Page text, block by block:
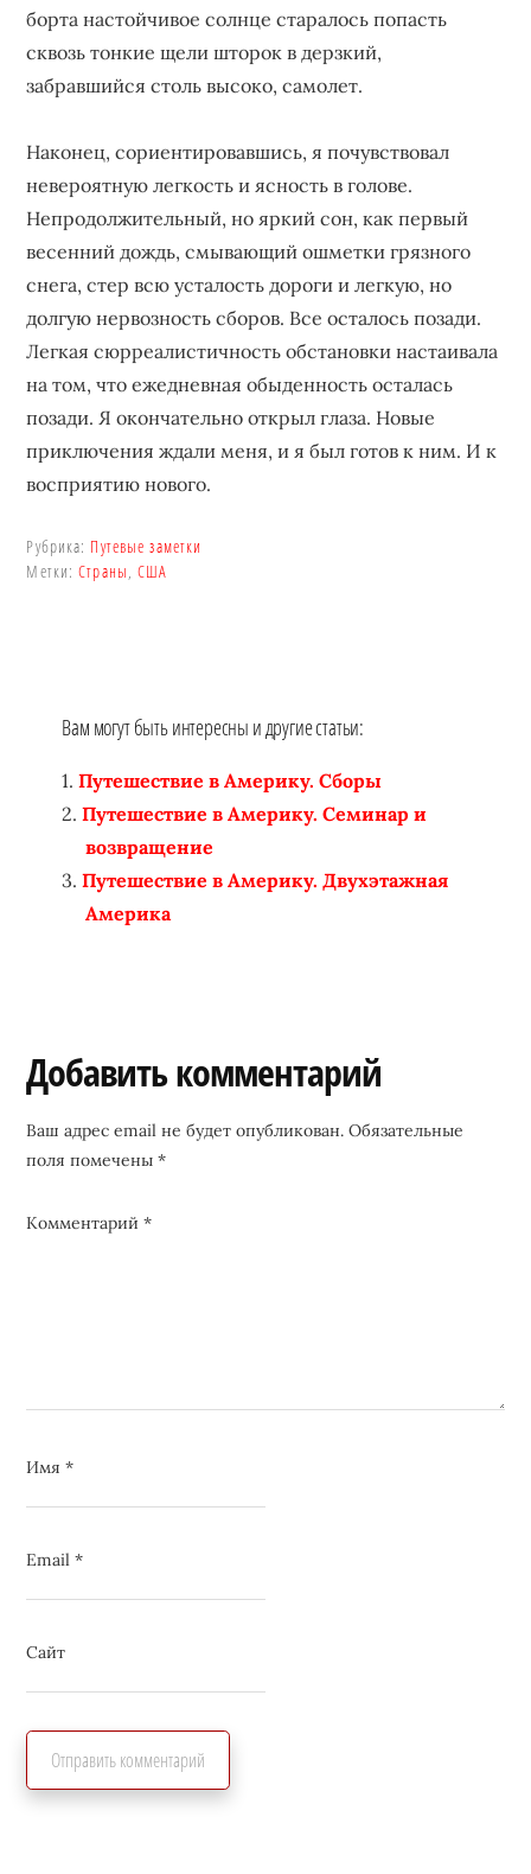
борта настойчивое солнце старалось попасть
сквозь тонкие щели шторок в дерзкий,
забравшийся столь высоко, самолет.
Наконец, сориентировавшись, я почувствовал
невероятную легкость и ясность в голове.
Непродолжительный, но яркий сон, как первый
весенний дождь, смывающий ошметки грязного
снега, стер всю усталость дороги и легкую, но
долгую нервозность сборов. Все осталось позади.
Легкая сюрреалистичность обстановки настаивала
на том, что ежедневная обыденность осталась
позади. Я окончательно открыл глаза. Новые
приключения ждали меня, и я был готов к ним. И к
восприятию нового.
Рубрика: Путевые заметки
Метки:Страны,США
Вам могут быть интересны и другие статьи:
Путешествие в Америку. Сборы
Путешествие в Америку. Семинар и
возвращение
Путешествие в Америку. Двухэтажная
Америка
Reader
Interactions
Добавить комментарий
Ваш адрес email не будет опубликован. Обязательные
поля помечены*
Комментарий*
Имя*
Email*
Сайт